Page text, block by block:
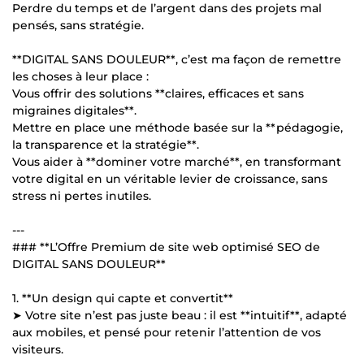
Perdre du temps et de l’argent dans des projets mal
pensés, sans stratégie.
**DIGITAL SANS DOULEUR**, c’est ma façon de remettre
les choses à leur place :
Vous offrir des solutions **claires, efficaces et sans
migraines digitales**.
Mettre en place une méthode basée sur la **pédagogie,
la transparence et la stratégie**.
Vous aider à **dominer votre marché**, en transformant
votre digital en un véritable levier de croissance, sans
stress ni pertes inutiles.
---
### **L’Offre Premium de site web optimisé SEO de
DIGITAL SANS DOULEUR**
1. **Un design qui capte et convertit**
➤ Votre site n’est pas juste beau : il est **intuitif**, adapté
aux mobiles, et pensé pour retenir l’attention de vos
visiteurs.